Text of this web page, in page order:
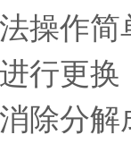
操作
行更
除分